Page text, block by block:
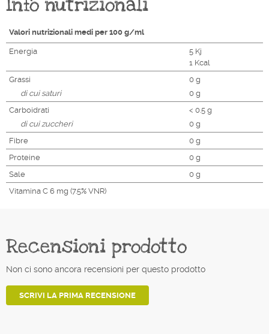
Valori nutrizionali medi per 100 g/ml
Energia
5 Kj
1 Kcal
Grassi
0 g
di cui saturi
0 g
Carboidrati
< 0.5 g
di cui zuccheri
0 g
Fibre
0 g
Proteine
0 g
Sale
0 g
Vitamina C 6 mg (7.5% VNR)
Recensioni prodotto
Non ci sono ancora recensioni per questo prodotto
SCRIVI LA PRIMA RECENSIONE